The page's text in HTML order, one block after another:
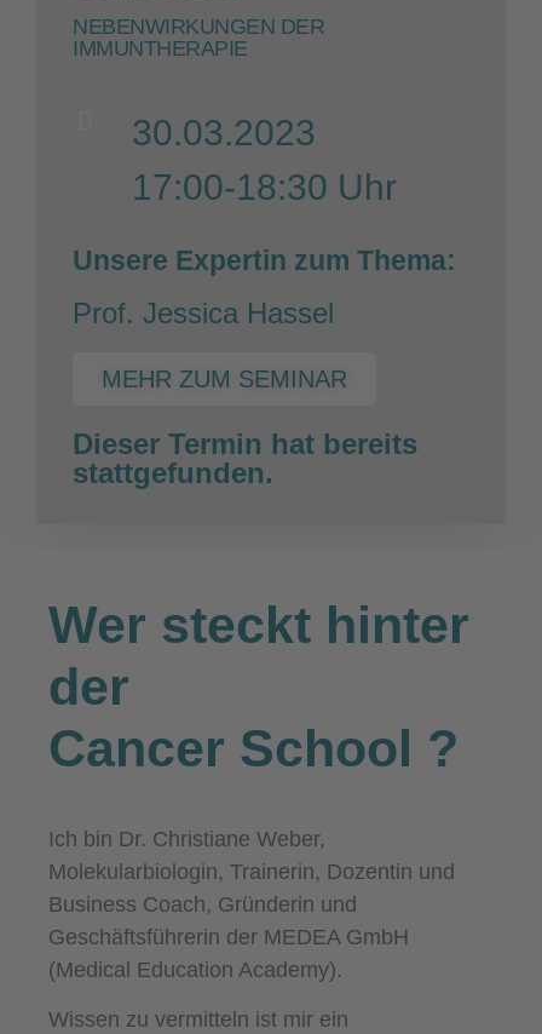
NEBENWIRKUNGEN DER
IMMUNTHERAPIE
30.03.2023
17:00-18:30 Uhr
Unsere Expertin zum Thema:
Prof. Jessica Hassel
MEHR ZUM SEMINAR
Dieser Termin hat bereits
stattgefunden.
Wer steckt hinter
der
Cancer School ?
Ich bin Dr. Christiane Weber,
Molekularbiologin, Trainerin, Dozentin und
Business Coach, Gründerin und
Geschäftsführerin der MEDEA GmbH
(Medical Education Academy).
Wissen zu vermitteln ist mir ein